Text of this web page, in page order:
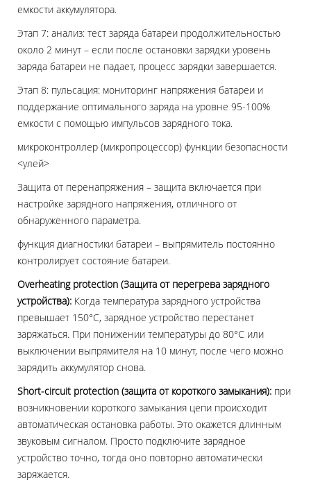
емкости аккумулятора.
Этап 7: анализ: тест заряда батареи продолжительностью
около 2 минут – если после остановки зарядки уровень
заряда батареи не падает, процесс зарядки завершается.
Этап 8: пульсация: мониторинг напряжения батареи и
поддержание оптимального заряда на уровне 95-100%
емкости с помощью импульсов зарядного тока.
микроконтроллер (микропроцессор) функции безопасности
<улей>
Защита от перенапряжения – защита включается при
настройке зарядного напряжения, отличного от
обнаруженного параметра.
функция диагностики батареи – выпрямитель постоянно
контролирует состояние батареи.
Overheating protection (Защита от перегрева зарядного
устройства): Когда температура зарядного устройства
превышает 150°C, зарядное устройство перестанет
заряжаться. При понижении температуры до 80°C или
выключении выпрямителя на 10 минут, после чего можно
зарядить аккумулятор снова.
Short-circuit protection (защита от короткого замыкания): при
возникновении короткого замыкания цепи происходит
автоматическая остановка работы. Это окажется длинным
звуковым сигналом. Просто подключите зарядное
устройство точно, тогда оно повторно автоматически
заряжается.